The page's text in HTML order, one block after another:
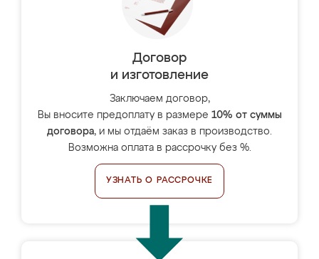
Договор
и изготовление
Заключаем договор,
Вы вносите предоплату в размере 10% от суммы
договора, и мы отдаём заказ в производство.
Возможна оплата в рассрочку без %.
УЗНАТЬ О РАССРОЧКЕ